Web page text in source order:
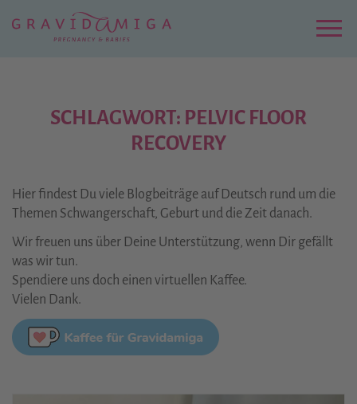
Hauptinhalt
SCHLAGWORT: PELVIC FLOOR
RECOVERY
Hier findest Du viele Blogbeiträge auf Deutsch rund um die
Themen Schwangerschaft, Geburt und die Zeit danach.
Wir freuen uns über Deine Unterstützung, wenn Dir gefällt
was wir tun.
Spendiere uns doch einen virtuellen Kaffee.
Vielen Dank.